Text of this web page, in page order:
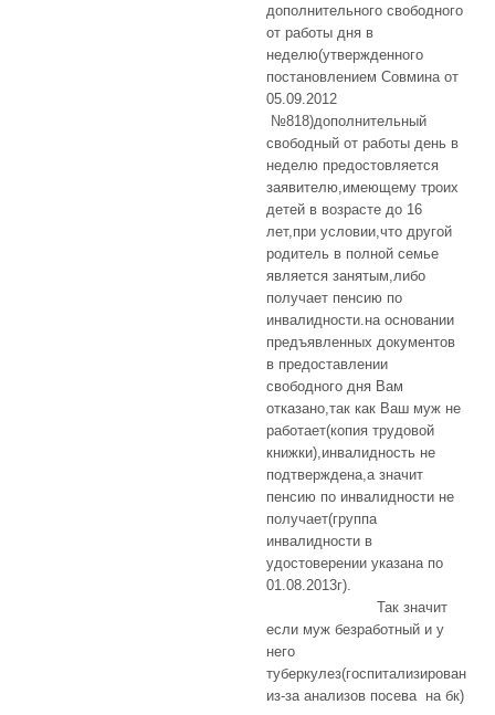
дополнительного свободного
от работы дня в
неделю(утвержденного
постановлением Совмина от
05.09.2012
№818)дополнительный
свободный от работы день в
неделю предостовляется
заявителю,имеющему троих
детей в возрасте до 16
лет,при условии,что другой
родитель в полной семье
является занятым,либо
получает пенсию по
инвалидности.на основании
предъявленных документов
в предоставлении
свободного дня Вам
отказано,так как Ваш муж не
работает(копия трудовой
книжки),инвалидность не
подтверждена,а значит
пенсию по инвалидности не
получает(группа
инвалидности в
удостоверении указана по
01.08.2013г).
Так значит
если муж безработный и у
него
туберкулез(госпитализирован
из-за анализов посева на бк)